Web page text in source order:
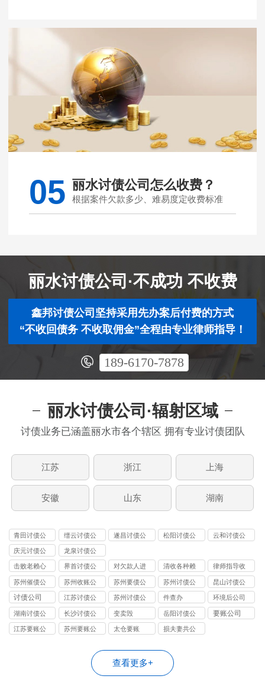
05 丽水讨债公司怎么收费？
根据案件欠款多少、难易度定收费标准
丽水讨债公司·不成功 不收费
鑫邦讨债公司坚持采用先办案后付费的方式
“不收回债务 不收取佣金”全程由专业律师指导！
189-6170-7878
丽水讨债公司·辐射区域
讨债业务已涵盖丽水市各个辖区 拥有专业讨债团队
江苏 浙江 上海
安徽 山东 湖南
青田讨债公
司
缙云讨债公
司
遂昌讨债公
松阳讨债公
云和讨债公
庆元讨债公
司
龙泉讨债公
司
击败老赖心
理防线
界首讨债公
司
对欠款人进
行过催讨
清收各种赖
债
律师指导收
账
苏州催债公
司
苏州收账公
司
苏州要债公
司
苏州讨债公
司
昆山讨债公
司
讨债公司
江苏讨债公
司
苏州讨债公
司
件查办 环境后公司
湖南讨债公
司
长沙讨债公
司
变卖毁
岳阳讨债公
司
要账公司
江苏要账公
苏州要账公
太仓要账
损夫妻共公
查看更多+